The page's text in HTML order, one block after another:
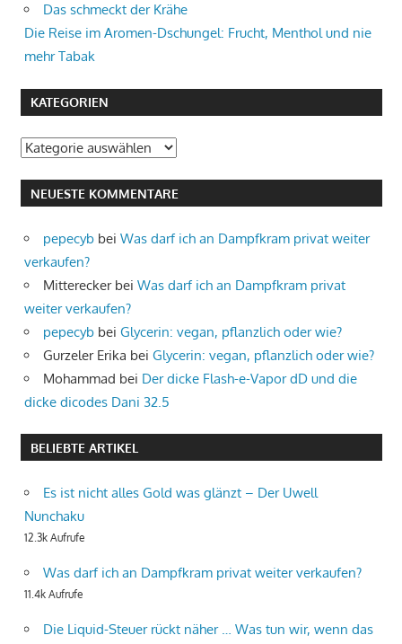
Das schmeckt der Krähe
Die Reise im Aromen-Dschungel: Frucht, Menthol und nie
mehr Tabak
KATEGORIEN
Kategorien
NEUESTE KOMMENTARE
pepecyb bei Was darf ich an Dampfkram privat weiter
verkaufen?
Mittereckerbei Was darf ich an Dampfkram privat
weiter verkaufen?
pepecyb bei Glycerin: vegan, pflanzlich oder wie?
Gurzeler Erika bei Glycerin: vegan, pflanzlich oder wie?
Mohammad bei Der dicke Flash-e-Vapor dD und die
dicke dicodes Dani 32.5
BELIEBTE ARTIKEL
Es ist nicht alles Gold was glänzt – Der Uwell
Nunchaku
12.3k Aufrufe
Was darf ich an Dampfkram privat weiter verkaufen?
11.4k Aufrufe
Die Liquid-Steuer rückt näher … Was tun wir, wenn das